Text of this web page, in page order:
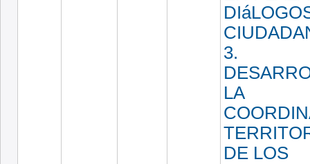
3.
LA
DE LOS